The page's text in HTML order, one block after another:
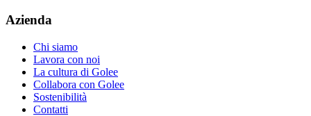
Azienda
Chi siamo
Lavora con noi
La cultura di Golee
Collabora con Golee
Sostenibilità
Contatti